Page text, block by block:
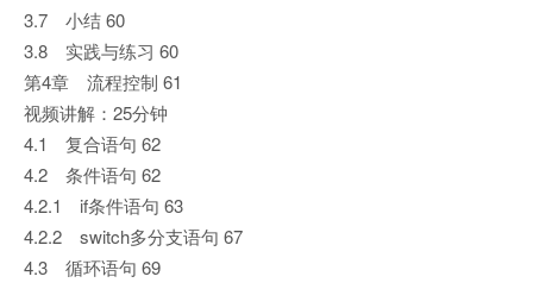
3.7 小结 60
3.8 实践与练习 60
第4章 流程控制 61
视频讲解：25分钟
4.1 复合语句 62
4.2 条件语句 62
4.2.1 if条件语句 63
4.2.2 switch多分支语句 67
4.3 循环语句 69